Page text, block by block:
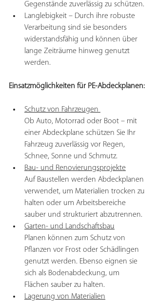
Gegenstände zuverlässig zu schützen.
Langlebigkeit – Durch ihre robuste
Verarbeitung sind sie besonders
widerstandsfähig und können über
lange Zeiträume hinweg genutzt
werden.
Einsatzmöglichkeiten für PE-Abdeckplanen:
Schutz von Fahrzeugen
Ob Auto, Motorrad oder Boot – mit
einer Abdeckplane schützen Sie Ihr
Fahrzeug zuverlässig vor Regen,
Schnee, Sonne und Schmutz.
Bau- und Renovierungsprojekte
Auf Baustellen werden Abdeckplanen
verwendet, um Materialien trocken zu
halten oder um Arbeitsbereiche
sauber und strukturiert abzutrennen.
Garten- und Landschaftsbau
Planen können zum Schutz von
Pflanzen vor Frost oder Schädlingen
genutzt werden. Ebenso eignen sie
sich als Bodenabdeckung, um
Flächen sauber zu halten.
Lagerung von Materialien